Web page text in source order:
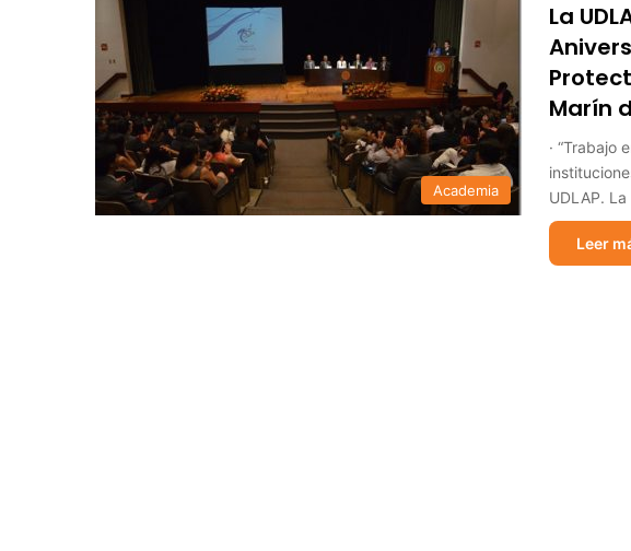
Academia
La
Marín
· “Trabajo
UDLAP.
Leer